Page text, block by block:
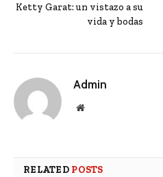
Ketty Garat: un vistazo a su
vida y bodas
Admin
Website
RELATED POSTS